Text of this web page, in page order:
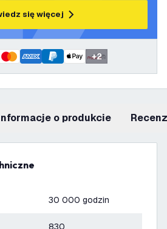
się więcej
+2
informacje o produkcie
30 000 godzin
830